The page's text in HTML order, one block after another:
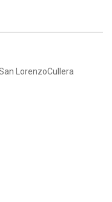
LorenzoCullera